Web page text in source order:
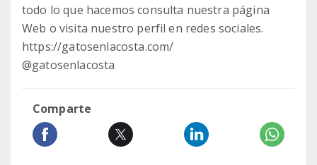
todo lo que hacemos consulta nuestra página
Web o visita nuestro perfil en redes sociales.
https://gatosenlacosta.com/
@gatosenlacosta
Comparte